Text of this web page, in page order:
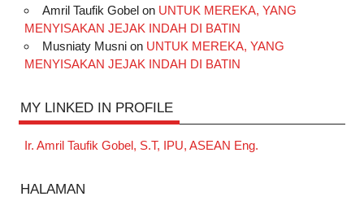
Amril Taufik Gobelon UNTUK MEREKA, YANG
MENYISAKAN JEJAK INDAH DI BATIN
Musniaty Musnion UNTUK MEREKA, YANG
MENYISAKAN JEJAK INDAH DI BATIN
MY LINKED IN PROFILE
Ir. Amril Taufik Gobel, S.T, IPU, ASEAN Eng.
HALAMAN